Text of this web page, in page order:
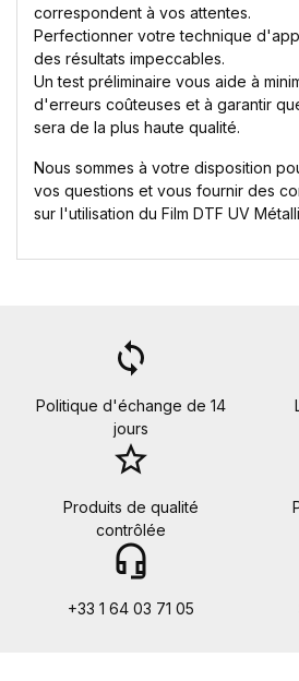
correspondent à vos attentes.
Perfectionner votre technique
des résultats impeccables.
Un test préliminaire vous aide à
d'erreurs coûteuses et à garantir
sera de la plus haute qualité.
Nous sommes à votre disposition
vos questions et vous fournir des
sur l'utilisation du Film DTF UV
loop
Politique d'échange de 14
jours
star_border
Produits de qualité
contrôlée
headset_mic
+33 1 64 03 71 05